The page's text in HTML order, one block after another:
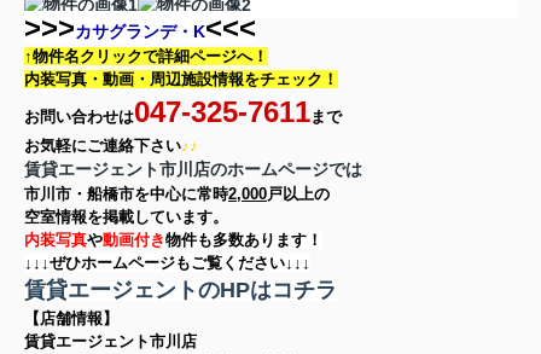
>>>カサグランデ・K<<<
↑物件名クリックで詳細ページへ！
内装写真・動画・ 周辺施設情報をチェック！
お問い合わせは047-325-7611まで
お気軽にご連絡下さい♪♪
賃貸エージェント市川店のホームページでは
市川市・船橋市を中心に常時2,000戸以上の
空室情報を掲載しています。
内装写真や動画付き物件も多数あります！
↓↓↓ぜひホームページもご覧ください↓↓↓
賃貸エージェントのHPはコチラ
【店舗情報】
賃貸エージェント市川店